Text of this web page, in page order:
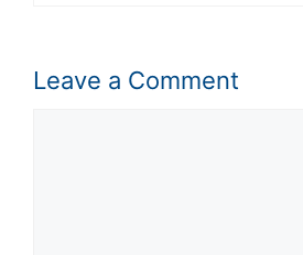
Leave a Comment